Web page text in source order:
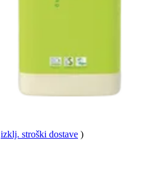
izklj. stroški dostave )